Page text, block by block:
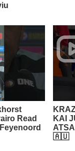
Read
KAI
🇦🇺